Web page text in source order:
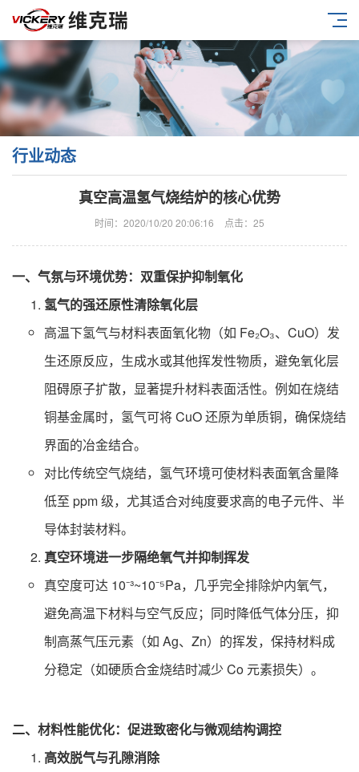
行业动态
真空高温氢气烧结炉的核心优势
时间：2020/10/20 20:06:16 点击： 25
一、气氛与环境优势：双重保护抑制氧化
氢气的强还原性清除氧化层
高温下氢气与材料表面氧化物（如 Fe₂O₃、CuO）发
生还原反应，生成水或其他挥发性物质，避免氧化层
阻碍原子扩散，显著提升材料表面活性。例如在烧结
铜基金属时，氢气可将 CuO 还原为单质铜，确保烧结
界面的冶金结合。
对比传统空气烧结，氢气环境可使材料表面氧含量降
低至 ppm 级，尤其适合对纯度要求高的电子元件、半
导体封装材料。
真空环境进一步隔绝氧气并抑制挥发
真空度可达 10⁻³~10⁻⁵Pa，几乎完全排除炉内氧气，
避免高温下材料与空气反应；同时降低气体分压，抑
制高蒸气压元素（如 Ag、Zn）的挥发，保持材料成
分稳定（如硬质合金烧结时减少 Co 元素损失）。
二、材料性能优化：促进致密化与微观结构调控
高效脱气与孔隙消除